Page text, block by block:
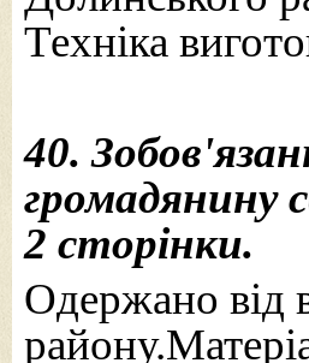
Техніка
40.
громадянину
2 сторінки.
Одержано від